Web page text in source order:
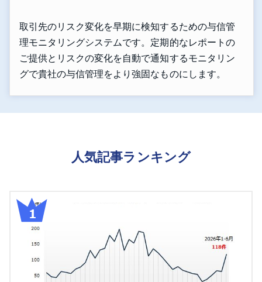
取引先のリスク変化を早期に検知するための与信管
理モニタリングシステムです。定期的なレポートの
ご提供とリスクの変化を自動で通知するモニタリン
グで貴社の与信管理をより強固なものにします。
人気記事ランキング